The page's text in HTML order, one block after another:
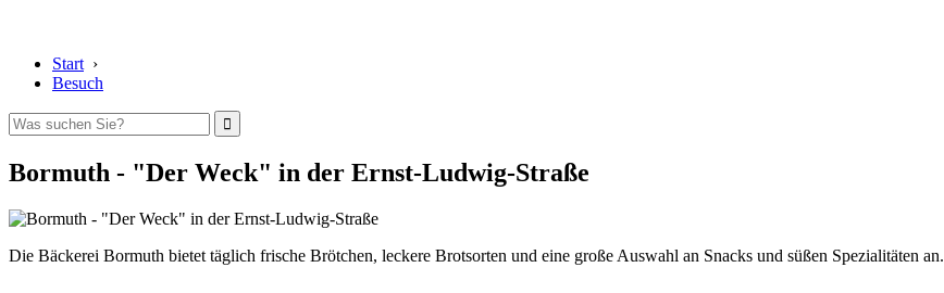
Start ›
Besuch
Bormuth - "Der Weck" in der Ernst-Ludwig-Straße
Die Bäckerei Bormuth bietet täglich frische Brötchen, leckere Brotsorten und eine große Auswahl an Snacks und süßen Spezialitäten an.